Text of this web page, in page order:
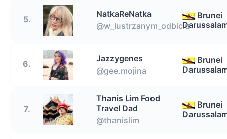
5.
NatkaReNatka
@w_lustrzanym_odbiciu
Brunei
6.
Jazzygenes
@gee.mojina
Brunei
7.
Thanis Lim Food
Travel Dad
@thanislim
Brunei